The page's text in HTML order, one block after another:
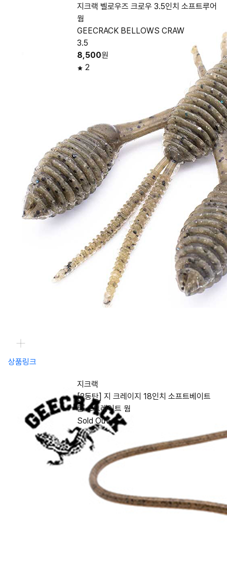
지크랙 벨로우즈 크로우 3.5인치 소프트루어
웜
GEECRACK BELLOWS CRAW
3.5
8,500원
2
상품링크
지크랙
[2동탄] 지 크레이지 18인치 소프트베이트
롱 스트레이트 웜
Sold Out